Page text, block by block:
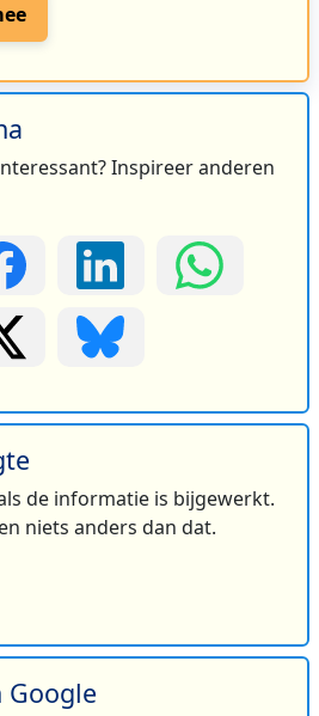
Inspireer anderen
de informatie is bijgewerkt.
niets anders dan dat.
Google